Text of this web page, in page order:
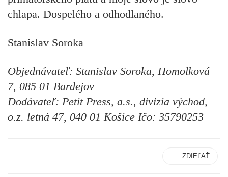
chlapa. Dospelého a odhodlaného.
Stanislav Soroka
Objednávateľ: Stanislav Soroka, Homolková
7, 085 01 Bardejov
Dodávateľ: Petit Press, a.s., divizia východ,
o.z. letná 47, 040 01 Košice Ičo: 35790253
ZDIEĽAŤ